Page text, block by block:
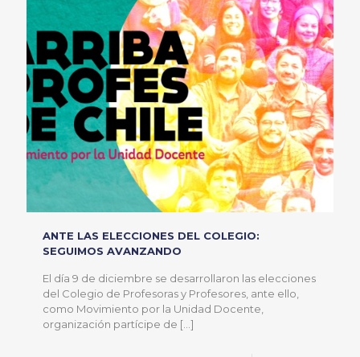
ANTE LAS ELECCIONES DEL COLEGIO:
SEGUIMOS AVANZANDO
El día 9 de diciembre se desarrollaron las elecciones
del Colegio de Profesoras y Profesores, ante ello,
como Movimiento por la Unidad Docente,
organización partícipe de […]